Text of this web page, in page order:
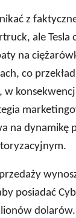
z
ale Tesla
na
co
w
na dynamikę
posiadać
dolarów.